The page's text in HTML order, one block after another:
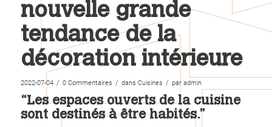
nouvelle grande
tendance de la
décoration intérieure
2022-07-04 / 0 Commentaires / dans Cuisines / par admin
“Les espaces ouverts de la cuisine
sont destinés à être habités.”